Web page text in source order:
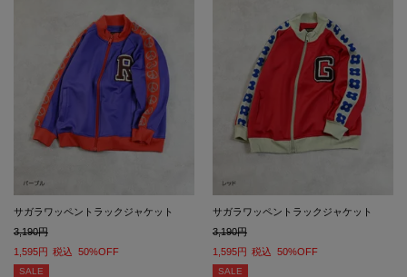
サガラワッペントラックジャケット
3,190
1,595
税込 50%OFF
SALE
サガラワッペントラックジャケット
3,190
1,595
税込 50%OFF
SALE